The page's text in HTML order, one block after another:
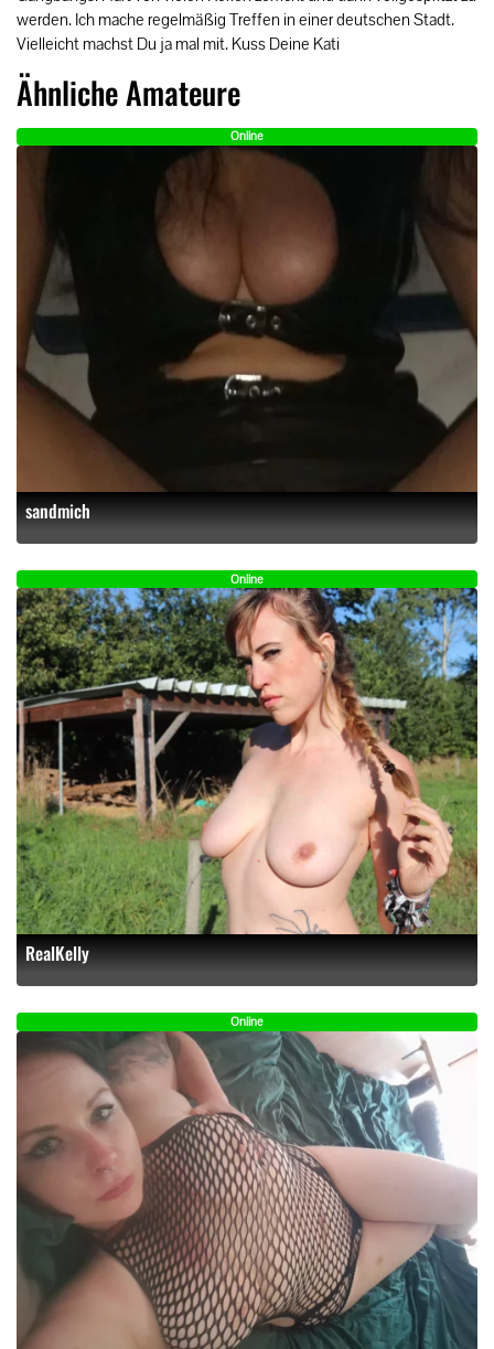
werden. Ich mache regelmäßig Treffen in einer deutschen Stadt.
Vielleicht machst Du ja mal mit. Kuss Deine Kati
Ähnliche Amateure
Online
sandmich
Online
RealKelly
Online